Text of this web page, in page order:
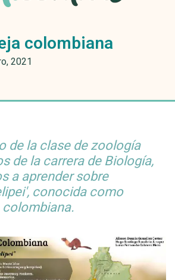
colombiana
2021
de la clase de zoología
de la carrera de Biología,
a aprender sobre
conocida como